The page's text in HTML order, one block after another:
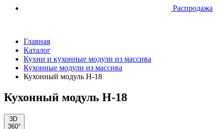
Распродажа
Главная
Каталог
Кухни и кухонные модули из массива
Кухонные модули из массива
Кухонный модуль Н-18
Кухонный модуль Н-18
3D
360°